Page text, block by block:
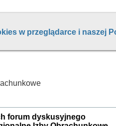
forum dyskusyjnego